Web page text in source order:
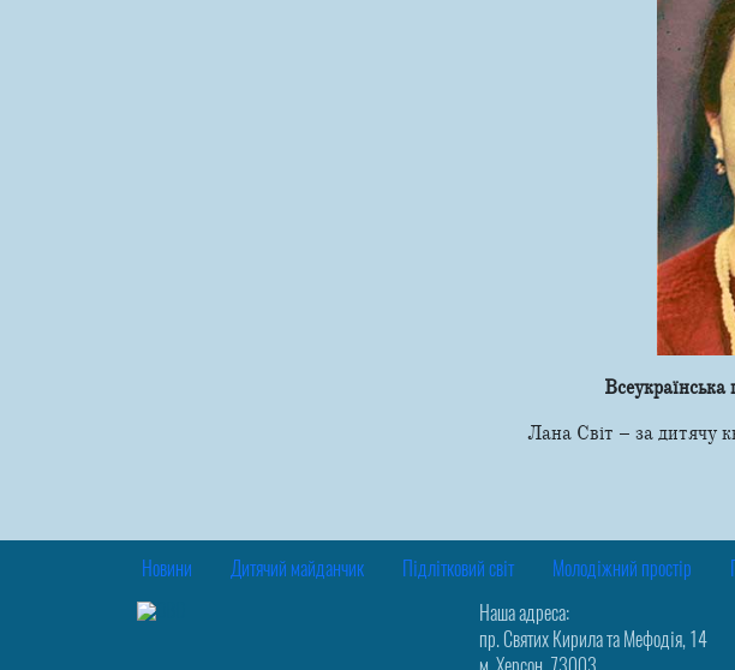
Лана Світ – за дитячу
Новини Дитячий майданчик Підлітковий світ Молодіжний простір
Наша адреса:
пр. Святих Кирила та Мефодія, 14